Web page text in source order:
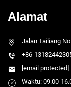
Alamat
Jalan Tailiang
+86-
[email protected]
Waktu: 09.00-